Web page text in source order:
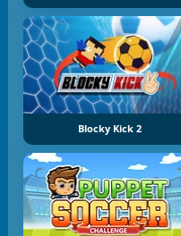
Blocky Kick 2